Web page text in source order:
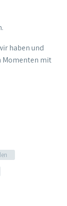
haben und
Momenten mit